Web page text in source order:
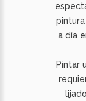
a día
Pintar